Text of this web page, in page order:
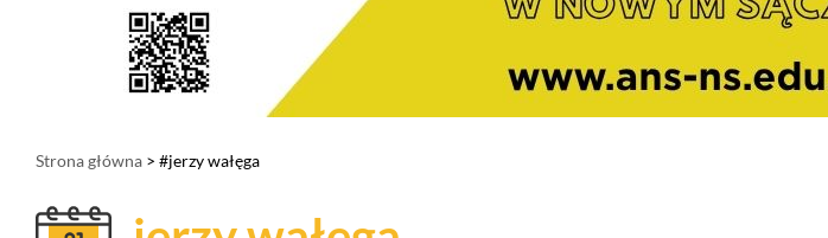
Strona główna > #jerzy wałęga